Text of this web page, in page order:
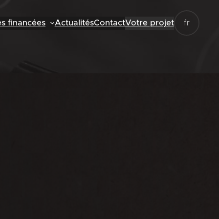
financées ActualitésContactVotre projet fr